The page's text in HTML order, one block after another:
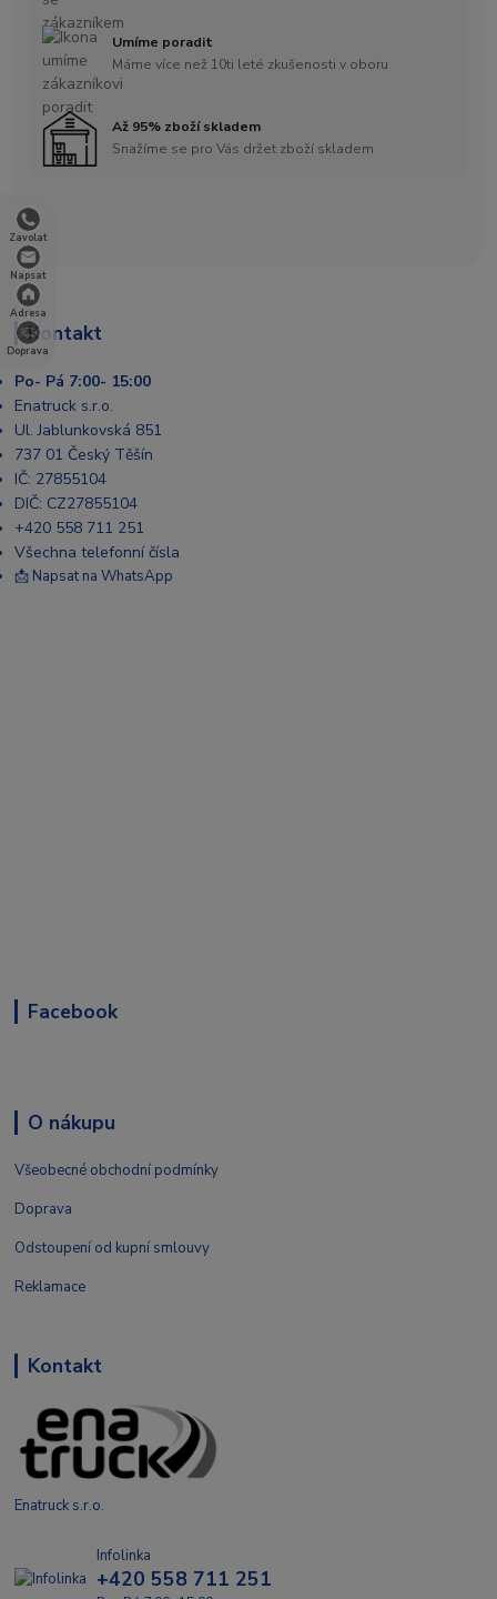
Zavolat
Napsat
Adresa
Doprava
Umíme poradit
Máme více než 10ti leté zkušenosti v oboru
Až 95% zboží skladem
Snažíme se pro Vás držet zboží skladem
Kontakt
Po- Pá 7:00- 15:00
Enatruck s.r.o.
Ul. Jablunkovská 851
737 01 Český Těšín
IČ: 27855104
DIČ: CZ27855104
+420 558 711 251
Všechna telefonní čísla
📩 Napsat na WhatsApp
Facebook
O nákupu
Všeobecné obchodní podmínky
Doprava
Odstoupení od kupní smlouvy
Reklamace
Kontakt
Enatruck s.r.o.
Infolinka
+420 558 711 251